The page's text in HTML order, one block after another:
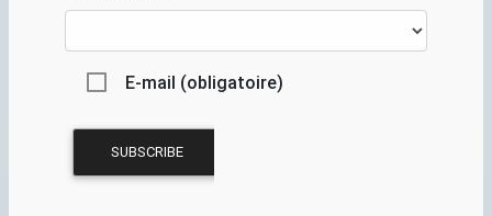
E-mail (obligatoire)